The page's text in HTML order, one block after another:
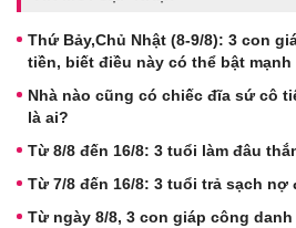
Thứ Bảy,Chủ Nhật (8-9/8): 3 con
tiền, biết điều này có thể bật mạnh
Nhà nào cũng có chiếc đĩa sứ cô
là ai?
Từ 8/8 đến 16/8: 3 tuổi làm đâu
Từ 7/8 đến 16/8: 3 tuổi trả sạch
Từ ngày 8/8, 3 con giáp công